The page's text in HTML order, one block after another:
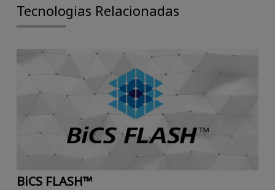
Tecnologias Relacionadas
BiCS FLASH™